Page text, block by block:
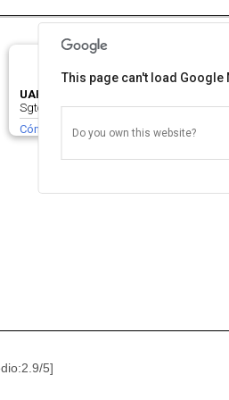
UAP Paul Harris Munro Vicente López
Sgto Juan Bautista Cabral 2810.
Cómo llegar Zoom
This page can't load Google
Do you own this website?
5]